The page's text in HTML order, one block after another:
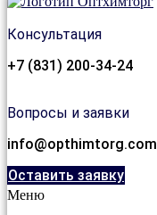
Консультация
+7 (831) 200-34-24
Вопросы и заявки
info@opthimtorg.com
Оставить заявку
Меню